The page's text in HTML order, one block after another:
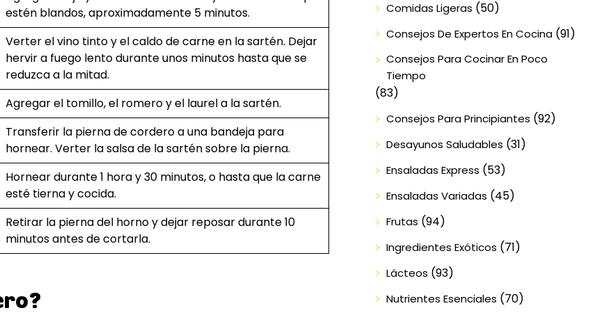
estén blandos, aproximadamente 5 minutos.
Verter el vino tinto y el caldo de carne en la sartén. Dejar
hervir a fuego lento durante unos minutos hasta que se
reduzca a la mitad.
Agregar el tomillo, el romero y el laurel a la sartén.
Transferir la pierna de cordero a una bandeja para
hornear. Verter la salsa de la sartén sobre la pierna.
Hornear durante 1 hora y 30 minutos, o hasta que la carne
esté tierna y cocida.
Retirar la pierna del horno y dejar reposar durante 10
minutos antes de cortarla.
Comidas Ligeras (50)
Consejos De Expertos En Cocina(91)
Consejos Para Cocinar En Poco
Tiempo
(83)
Consejos Para Principiantes (92)
Desayunos Saludables (31)
Ensaladas Express (53)
Ensaladas Variadas (45)
Frutas (94)
Ingredientes Exóticos (71)
Lácteos (93)
Nutrientes Esenciales (70)